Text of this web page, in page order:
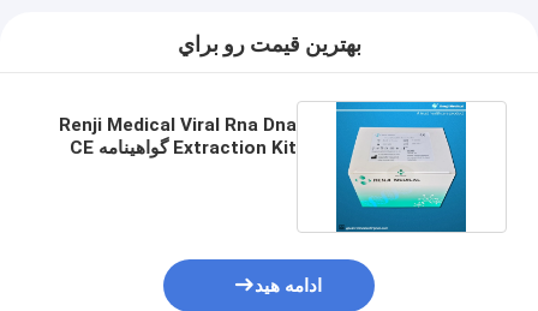
بهترين قيمت رو براي
Renji Medical Viral Rna Dna
Extraction Kit گواهینامه CE
ادامه هید